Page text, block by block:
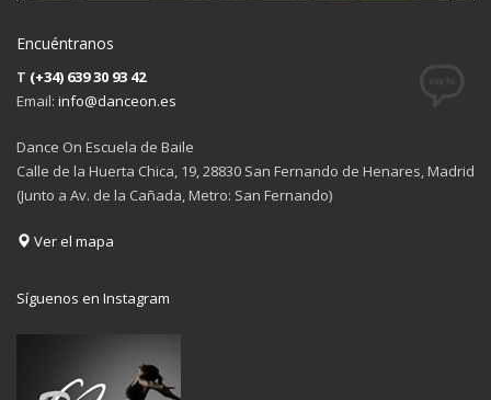
Encuéntranos
T (+34) 639 30 93 42
Email: info@danceon.es
Dance On Escuela de Baile
Calle de la Huerta Chica, 19, 28830 San Fernando de Henares, Madrid
(Junto a Av. de la Cañada, Metro: San Fernando)
Ver el mapa
Síguenos en Instagram